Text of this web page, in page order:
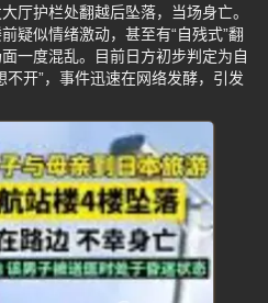
厅护栏处翻越后坠落，当场身亡。
疑似情绪激动，甚至有“自残式”翻
一度混乱。目前日方初步判定为自
开”，事件迅速在网络发酵，引发